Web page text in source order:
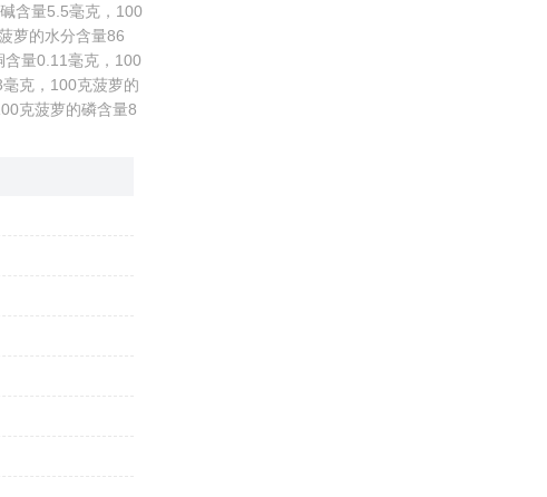
含量5.5毫克，100
萝的水分含量86
量0.11毫克，100
克，100克菠萝的
克菠萝的磷含量8